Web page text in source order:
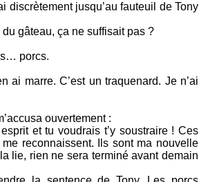
discrètement jusqu’au fauteuil de Tony
gâteau, ça ne suffisait pas ?
porcs.
ai marre. C’est un traquenard. Je n’ai
ouvertement :
et tu voudrais t’y soustraire ! Ces
reconnaissent. Ils sont ma nouvelle
lie, rien ne sera terminé avant demain